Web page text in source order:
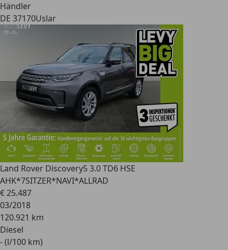
Händler
DE 37170Uslar
Land Rover Discovery5 3.0 TD6 HSE
AHK*7SITZER*NAVI*ALLRAD
€ 25.487
03/2018
120.921 km
Diesel
- (l/100 km)